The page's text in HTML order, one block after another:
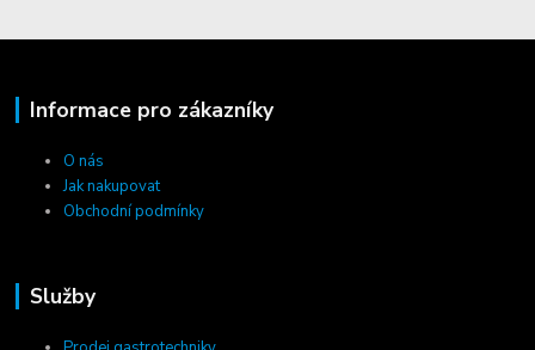
Informace pro zákazníky
O nás
Jak nakupovat
Obchodní podmínky
Služby